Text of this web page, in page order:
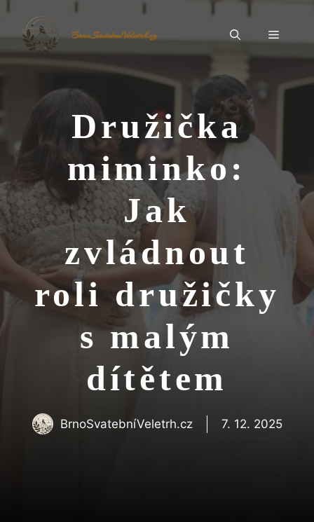
obsah
BrnoSvatebníVeletrh.cz Menu
Družička
miminko:
Jak
zvládnout
roli družičky
s malým
dítětem
BrnoSvatebníVeletrh.cz 7. 12. 2025